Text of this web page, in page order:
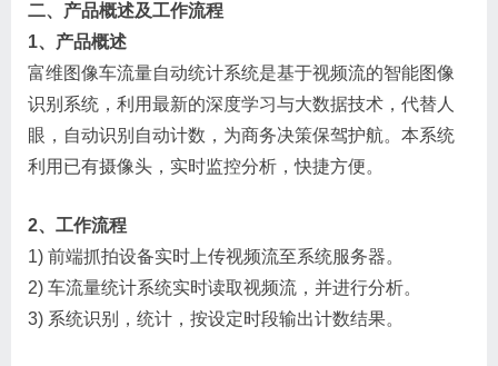
二、产品概述及工作流程
1、产品概述
富维图像车流量自动统计系统是基于视频流的智能图像
识别系统，利用最新的深度学习与大数据技术，代替人
眼，自动识别自动计数，为商务决策保驾护航。本系统
利用已有摄像头，实时监控分析，快捷方便。
2、工作流程
1) 前端抓拍设备实时上传视频流至系统服务器。
2) 车流量统计系统实时读取视频流，并进行分析。
3) 系统识别，统计，按设定时段输出计数结果。